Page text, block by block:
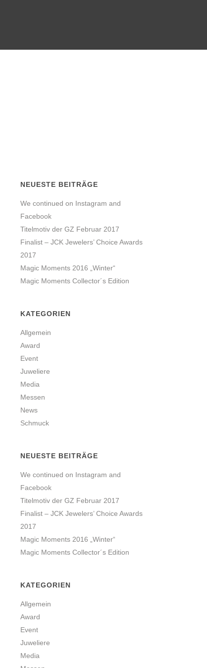
NEUESTE BEITRÄGE
We continued on Instagram and
Facebook
Titelmotiv der GZ Februar 2017
Finalist – JCK Jewelers’ Choice Awards
2017
Magic Moments 2016 „Winter“
Magic Moments Collector´s Edition
KATEGORIEN
Allgemein
Award
Event
Juweliere
Media
Messen
News
Schmuck
NEUESTE BEITRÄGE
We continued on Instagram and
Facebook
Titelmotiv der GZ Februar 2017
Finalist – JCK Jewelers’ Choice Awards
2017
Magic Moments 2016 „Winter“
Magic Moments Collector´s Edition
KATEGORIEN
Allgemein
Award
Event
Juweliere
Media